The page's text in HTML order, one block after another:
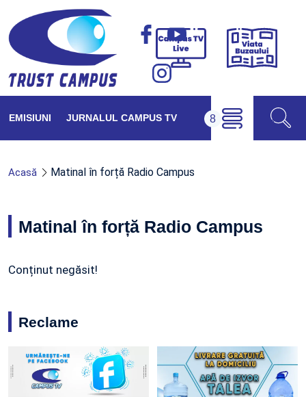
Campus
Viața
EMISIUNI JURNALUL CAMPUS TV
Acasă Matinal în forță Radio Campus
Matinal în forță Radio Campus
Conținut negăsit!
Reclame